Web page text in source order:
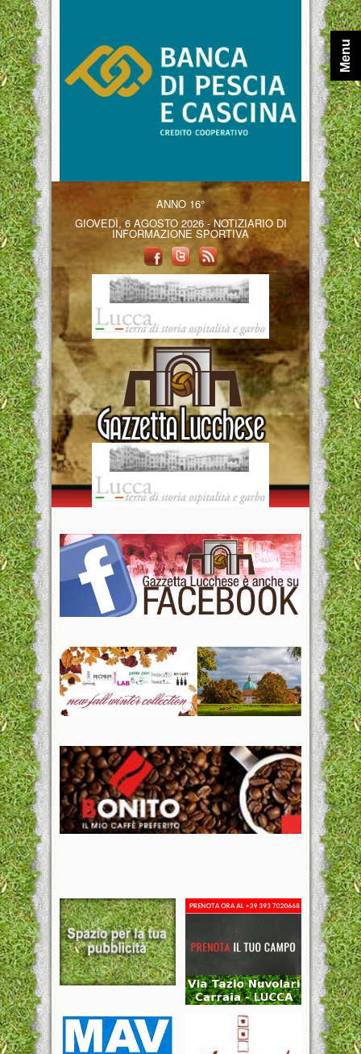
ANNO 16°
GIOVEDÌ, 6 AGOSTO 2026 - NOTIZIARIO DI
INFORMAZIONE SPORTIVA
Menu